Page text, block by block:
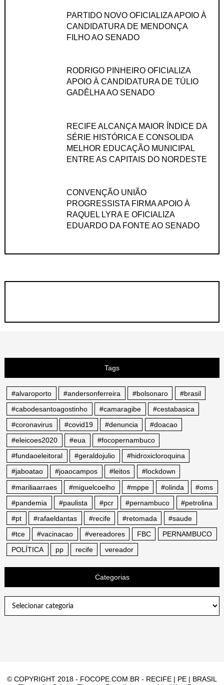
PARTIDO NOVO OFICIALIZA APOIO À
CANDIDATURA DE MENDONÇA
FILHO AO SENADO
RODRIGO PINHEIRO OFICIALIZA
APOIO À CANDIDATURA DE TÚLIO
GADÊLHA AO SENADO
RECIFE ALCANÇA MAIOR ÍNDICE DA
SÉRIE HISTÓRICA E CONSOLIDA
MELHOR EDUCAÇÃO MUNICIPAL
ENTRE AS CAPITAIS DO NORDESTE
CONVENÇÃO UNIÃO
PROGRESSISTA FIRMA APOIO À
RAQUEL LYRA E OFICIALIZA
EDUARDO DA FONTE AO SENADO
Tags
#alvaroporto #andersonferreira #bolsonaro
#brasil
#cabodesantoagostinho
#camaragibe
#cestabasica
#coronavirus
#covid19 #denuncia
#doacao
#eleicoes2020
#eua
#focopernambuco
#fundaoeleitoral
#geraldojulio
#hidroxicloroquina
#jaboatao
#joaocampos #leitos
#lockdown
#mariliaarraes
#miguelcoelho #mppe #olinda
#oms
#pandemia
#paulista #pcr #pernambuco
#petrolina
#pt
#rafaeldantas #recife #retomada
#saude
#tce
#vacinacao #vereadores FBC
PERNAMBUCO
POLÍTICA
pp recife vereador
Categorias
© COPYRIGHT 2018 - FOCOPE.COM.BR - RECIFE | PE | BRASIL